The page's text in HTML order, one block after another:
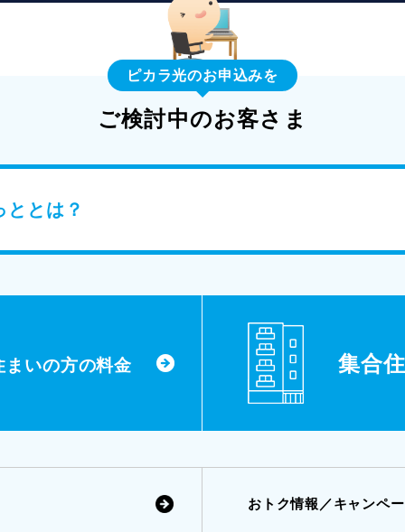
ピカラ光のお申込みを
ご検討中のお客さま
ととは？
まいの方の料金 集合
おトク情報／キャンペ